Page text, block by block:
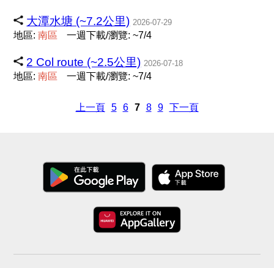
大潭水塘 (~7.2公里) 2026-07-29
地區:南區 一週下載/瀏覽: ~7/4
2 Col route (~2.5公里) 2026-07-18
地區:南區 一週下載/瀏覽: ~7/4
上一頁 5 6 7 8 9 下一頁